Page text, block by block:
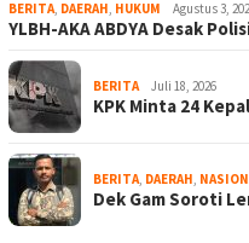
BERITA, DAERAH, HUKUM Agustus 3,
YLBH-AKA ABDYA Desak
BERITA Juli 18, 2026
KPK Minta 24
BERITA, DAERAH,
Dek Gam Soroti